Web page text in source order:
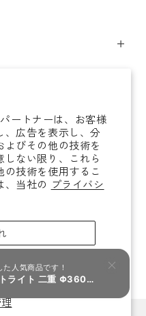
ートナーは、お客様
、広告を表示し、分
びその他の技術を
ない限り、これら
技術を使用するこ
、当社の プライバシ
ズ